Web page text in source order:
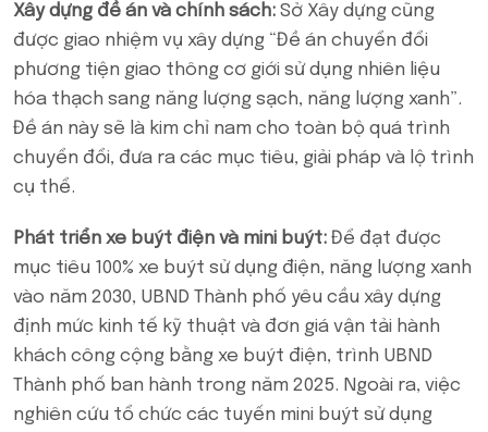
Xây dựng đề án và chính sách: Sở Xây dựng cũng
được giao nhiệm vụ xây dựng “Đề án chuyển đổi
phương tiện giao thông cơ giới sử dụng nhiên liệu
hóa thạch sang năng lượng sạch, năng lượng xanh”.
Đề án này sẽ là kim chỉ nam cho toàn bộ quá trình
chuyển đổi, đưa ra các mục tiêu, giải pháp và lộ trình
cụ thể.
Phát triển xe buýt điện và mini buýt: Để đạt được
mục tiêu 100% xe buýt sử dụng điện, năng lượng xanh
vào năm 2030, UBND Thành phố yêu cầu xây dựng
định mức kinh tế kỹ thuật và đơn giá vận tải hành
khách công cộng bằng xe buýt điện, trình UBND
Thành phố ban hành trong năm 2025. Ngoài ra, việc
nghiên cứu tổ chức các tuyến mini buýt sử dụng